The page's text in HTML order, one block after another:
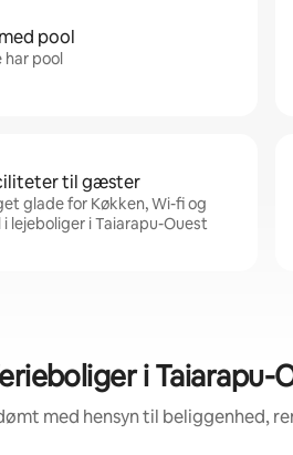
pool
har pool
til gæster
glade for Køkken, Wi-fi og
lejeboliger i Taiarapu-Ouest
i Taiarapu-
med hensyn til beliggenhed,